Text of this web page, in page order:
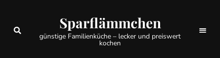
Sparflämmchen
günstige Familienküche – lecker und preiswert
kochen